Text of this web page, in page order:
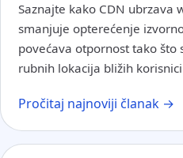
Saznajte kako CDN ubrzava
smanjuje opterećenje
povećava otpornost tako što
rubnih lokacija bližih
Pročitaj najnoviji članak →